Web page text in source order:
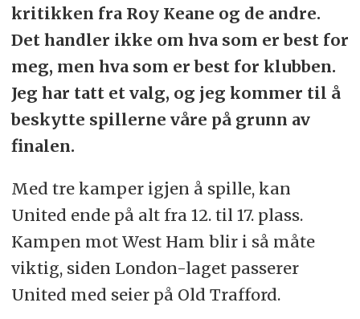
kritikken fra Roy Keane og de andre.
Det handler ikke om hva som er best for
meg, men hva som er best for klubben.
Jeg har tatt et valg, og jeg kommer til å
beskytte spillerne våre på grunn av
finalen.
Med tre kamper igjen å spille, kan
United ende på alt fra 12. til 17. plass.
Kampen mot West Ham blir i så måte
viktig, siden London-laget passerer
United med seier på Old Trafford.